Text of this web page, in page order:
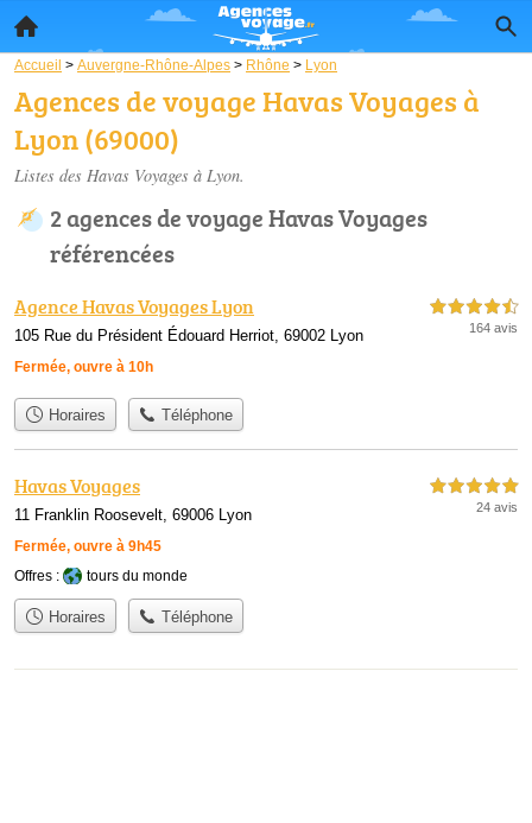
Accueil > Auvergne-Rhône-Alpes > Rhône > Lyon
Agences de voyage Havas Voyages à
Lyon (69000)
Listes des Havas Voyages à Lyon.
2 agences de voyage Havas Voyages
référencées
Agence Havas Voyages Lyon
105 Rue du Président Édouard Herriot, 69002 Lyon
Fermée, ouvre à 10h
4,5 étoiles sur 5
164 avis
Horaires Téléphone
Havas Voyages
11 Franklin Roosevelt, 69006 Lyon
Fermée, ouvre à 9h45
5,0 étoiles sur 5
24 avis
Offres : tours du monde
Horaires Téléphone